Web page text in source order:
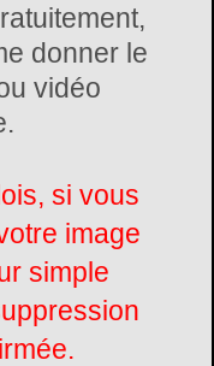
donner le
vidéo
si vous
image
simple